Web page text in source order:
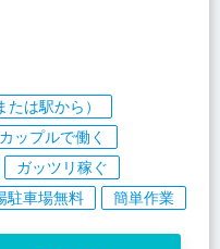
は駅から）
カップルで働く
ガッツリ稼ぐ
駐車場無料 簡単作業